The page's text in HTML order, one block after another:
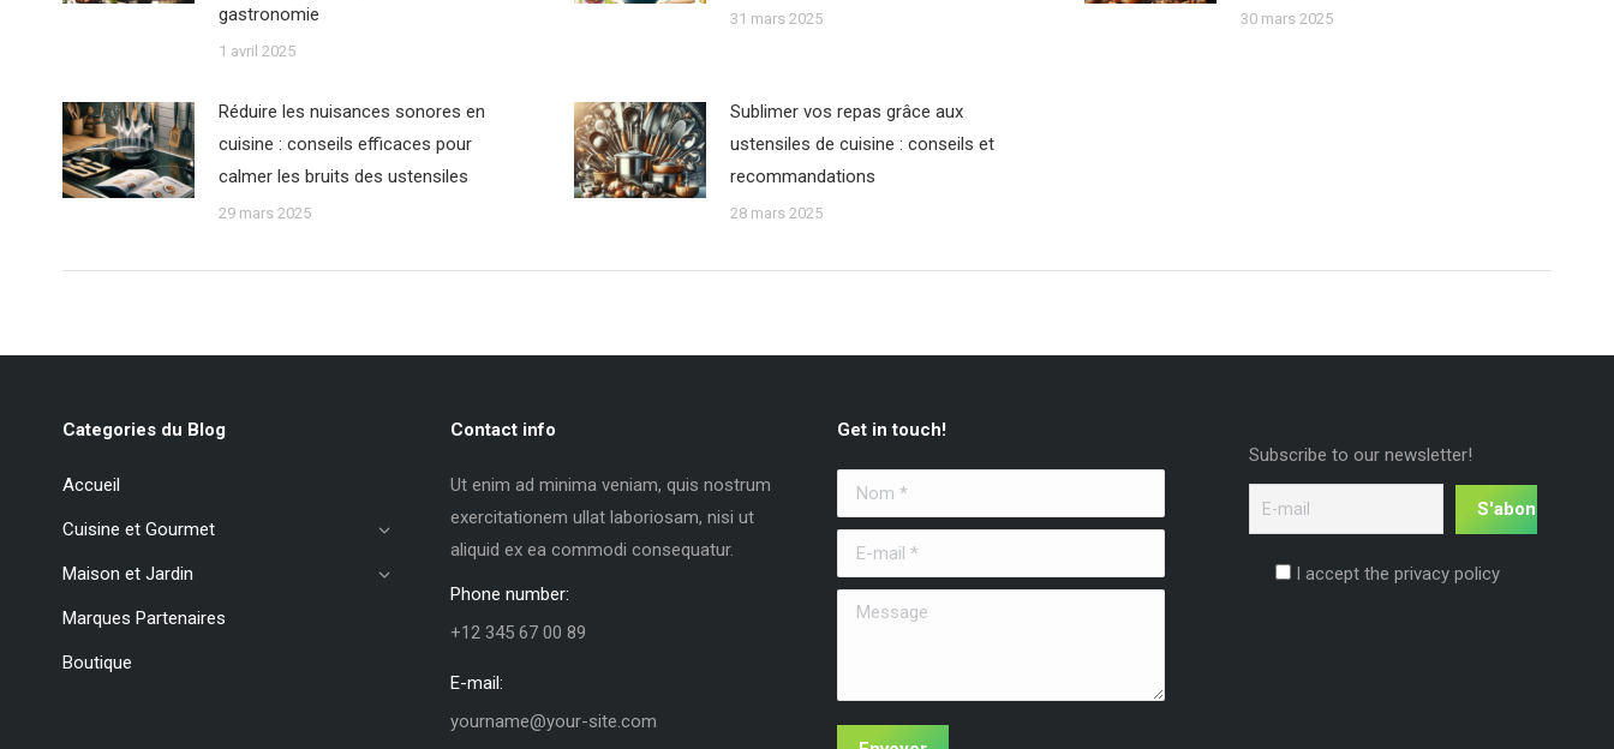
gastronomie
1 avril 2025
31 mars 2025 30 mars 2025
Réduire les nuisances sonores en
cuisine : conseils efficaces pour
calmer les bruits des ustensiles
29 mars 2025
Sublimer vos repas grâce aux
ustensiles de cuisine : conseils et
recommandations
28 mars 2025
Categories du Blog
Accueil
Cuisine et Gourmet
Maison et Jardin
Marques Partenaires
Boutique
Contact info
Ut enim ad minima veniam, quis nostrum
exercitationem ullat laboriosam, nisi ut
aliquid ex ea commodi consequatur.
Phone number:
+12 345 67 00 89
E-mail:
yourname@your-site.com
Get in touch!
Nom *
E-mail *
Message
Subscribe to our newsletter!
I accept the privacy policy